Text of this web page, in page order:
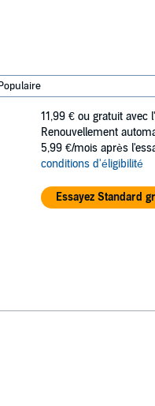
11,99 € ou gratuit avec
Renouvellement
5,99 €/mois après
conditions d'éligibilité
Essayez Standard